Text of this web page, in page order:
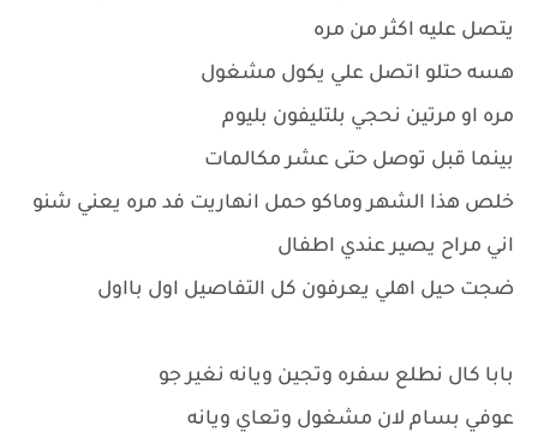
يتصل عليه اكثر من مره
هسه حتلو اتصل علي يكول مشغول
مره او مرتين نحجي بلتليفون بليوم
بينما قبل توصل حتى عشر مكالمات
خلص هذا الشهر وماكو حمل انهاريت فد مره يعني شنو
اني مراح يصير عندي اطفال
ضجت حيل اهلي يعرفون كل التفاصيل اول بااول
بابا كال نطلع سفره وتجين ويانه نغير جو
عوفي بسام لان مشغول وتعاي ويانه